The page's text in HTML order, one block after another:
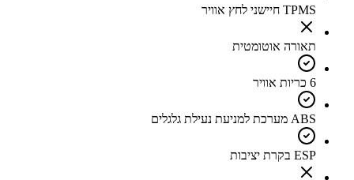
TPMS חיישני לחץ אוויר
תאורה אוטומטית
6 כריות אוויר
ABS מערכת למניעת נעילת גלגלים
ESP בקרת יציבות